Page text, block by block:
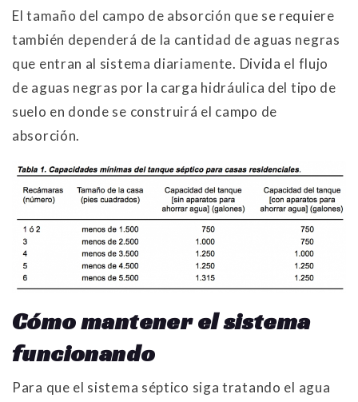
El tamaño del campo de absorción que se requiere
también dependerá de la cantidad de aguas negras
que entran al sistema diariamente. Divida el flujo
de aguas negras por la carga hidráulica del tipo de
suelo en donde se construirá el campo de
absorción.
Cómo mantener el sistema
funcionando
Para que el sistema séptico siga tratando el agua